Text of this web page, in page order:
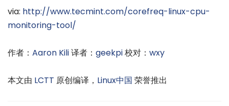
via: http://www.tecmint.com/corefreq-linux-cpu-
monitoring-tool/
作者： Aaron Kili译者： geekpi校对： wxy
本文由 LCTT 原创编译， Linux中国 荣誉推出